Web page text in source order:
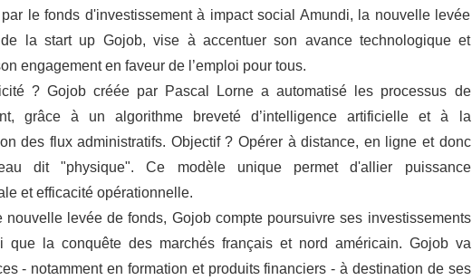
le fonds d'investissement à impact social Amundi, la nouvelle levée
la start up Gojob, vise à accentuer son avance technologique et
engagement en faveur de l’emploi pour tous.
? Gojob créée par Pascal Lorne a automatisé les processus de
grâce à un algorithme breveté d’intelligence artificielle et à la
des flux administratifs. Objectif ? Opérer à distance, en ligne et donc
dit "physique". Ce modèle unique permet d'allier puissance
et efficacité opérationnelle.
nouvelle levée de fonds, Gojob compte poursuivre ses investissements
que la conquête des marchés français et nord américain. Gojob va
- notamment en formation et produits financiers - à destination de ses